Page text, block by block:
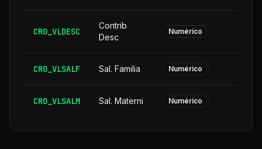
CR0_VLDESC
Contrib
Desc
Numérico
CR0_VLSALF Sal. Familia Numérico
CR0_VLSALM Sal. Materni Numérico